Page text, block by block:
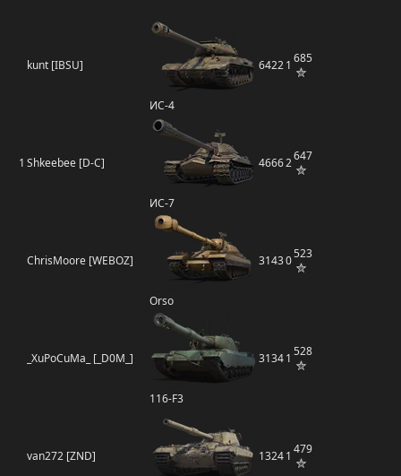
kunt [IBSU]
ИС-4
64221 685
1 Shkeebee [D-C]
ИС-7
46662647
ChrisMoore [WEBOZ]
Orso
31430523
_XuPoCuMa_ [_D0M_]
116-F3
31341 528
van272 [ZND] 13241 479